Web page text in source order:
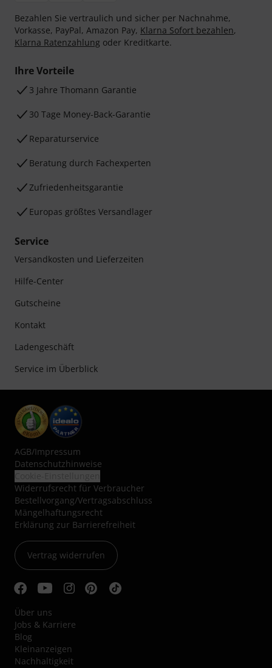
Bezahlen Sie vertraulich und sicher per Nachnahme,
Vorkasse, PayPal, Amazon Pay, Klarna Sofort bezahlen,
Klarna Ratenzahlung oder Kreditkarte.
Ihre Vorteile
3 Jahre Thomann Garantie
30 Tage Money-Back-Garantie
Reparaturservice
Beratung durch Fachexperten
Zufriedenheitsgarantie
Europas größtes Versandlager
Service
Versandkosten und Lieferzeiten
Hilfe-Center
Gutscheine
Kontakt
Ladengeschäft
Service im Überblick
AGB/Impressum
Datenschutzhinweise
Widerrufsrecht für Verbraucher
Bestellvorgang/Vertragsabschluss
Mängelhaftungsrecht
Erklärung zur Barrierefreiheit
Vertrag widerrufen
Über uns
Jobs & Karriere
Blog
Kleinanzeigen
Nachhaltigkeit